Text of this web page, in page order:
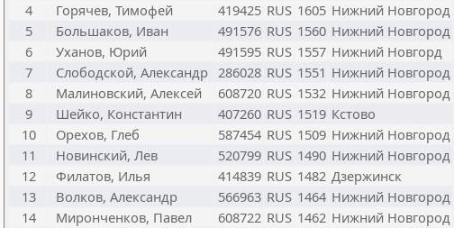
4
Горячев, Тимофей 419425 RUS 1605 Нижний Новгород
5
Большаков, Иван 491576 RUS 1560 Нижний Новгород
6
Уханов, Юрий 491595 RUS 1557 Нижний Новгорд
7
Слободской, Александр 286028 RUS 1551 Нижний Новгород
8
Малиновский, Алексей 608720 RUS 1532 Нижний Новгород
9
Шейко, Константин 407260 RUS 1519 Кстово
10
Орехов, Глеб 587454 RUS 1509 Нижний Новгород
11
Новинский, Лев 520799 RUS 1490 Нижний Новгород
12
Филатов, Илья 414839 RUS 1482 Дзержинск
13
Волков, Александр 566963 RUS 1464 Нижний Новгород
14
Миронченков, Павел 608722 RUS 1462 Нижний Новгород